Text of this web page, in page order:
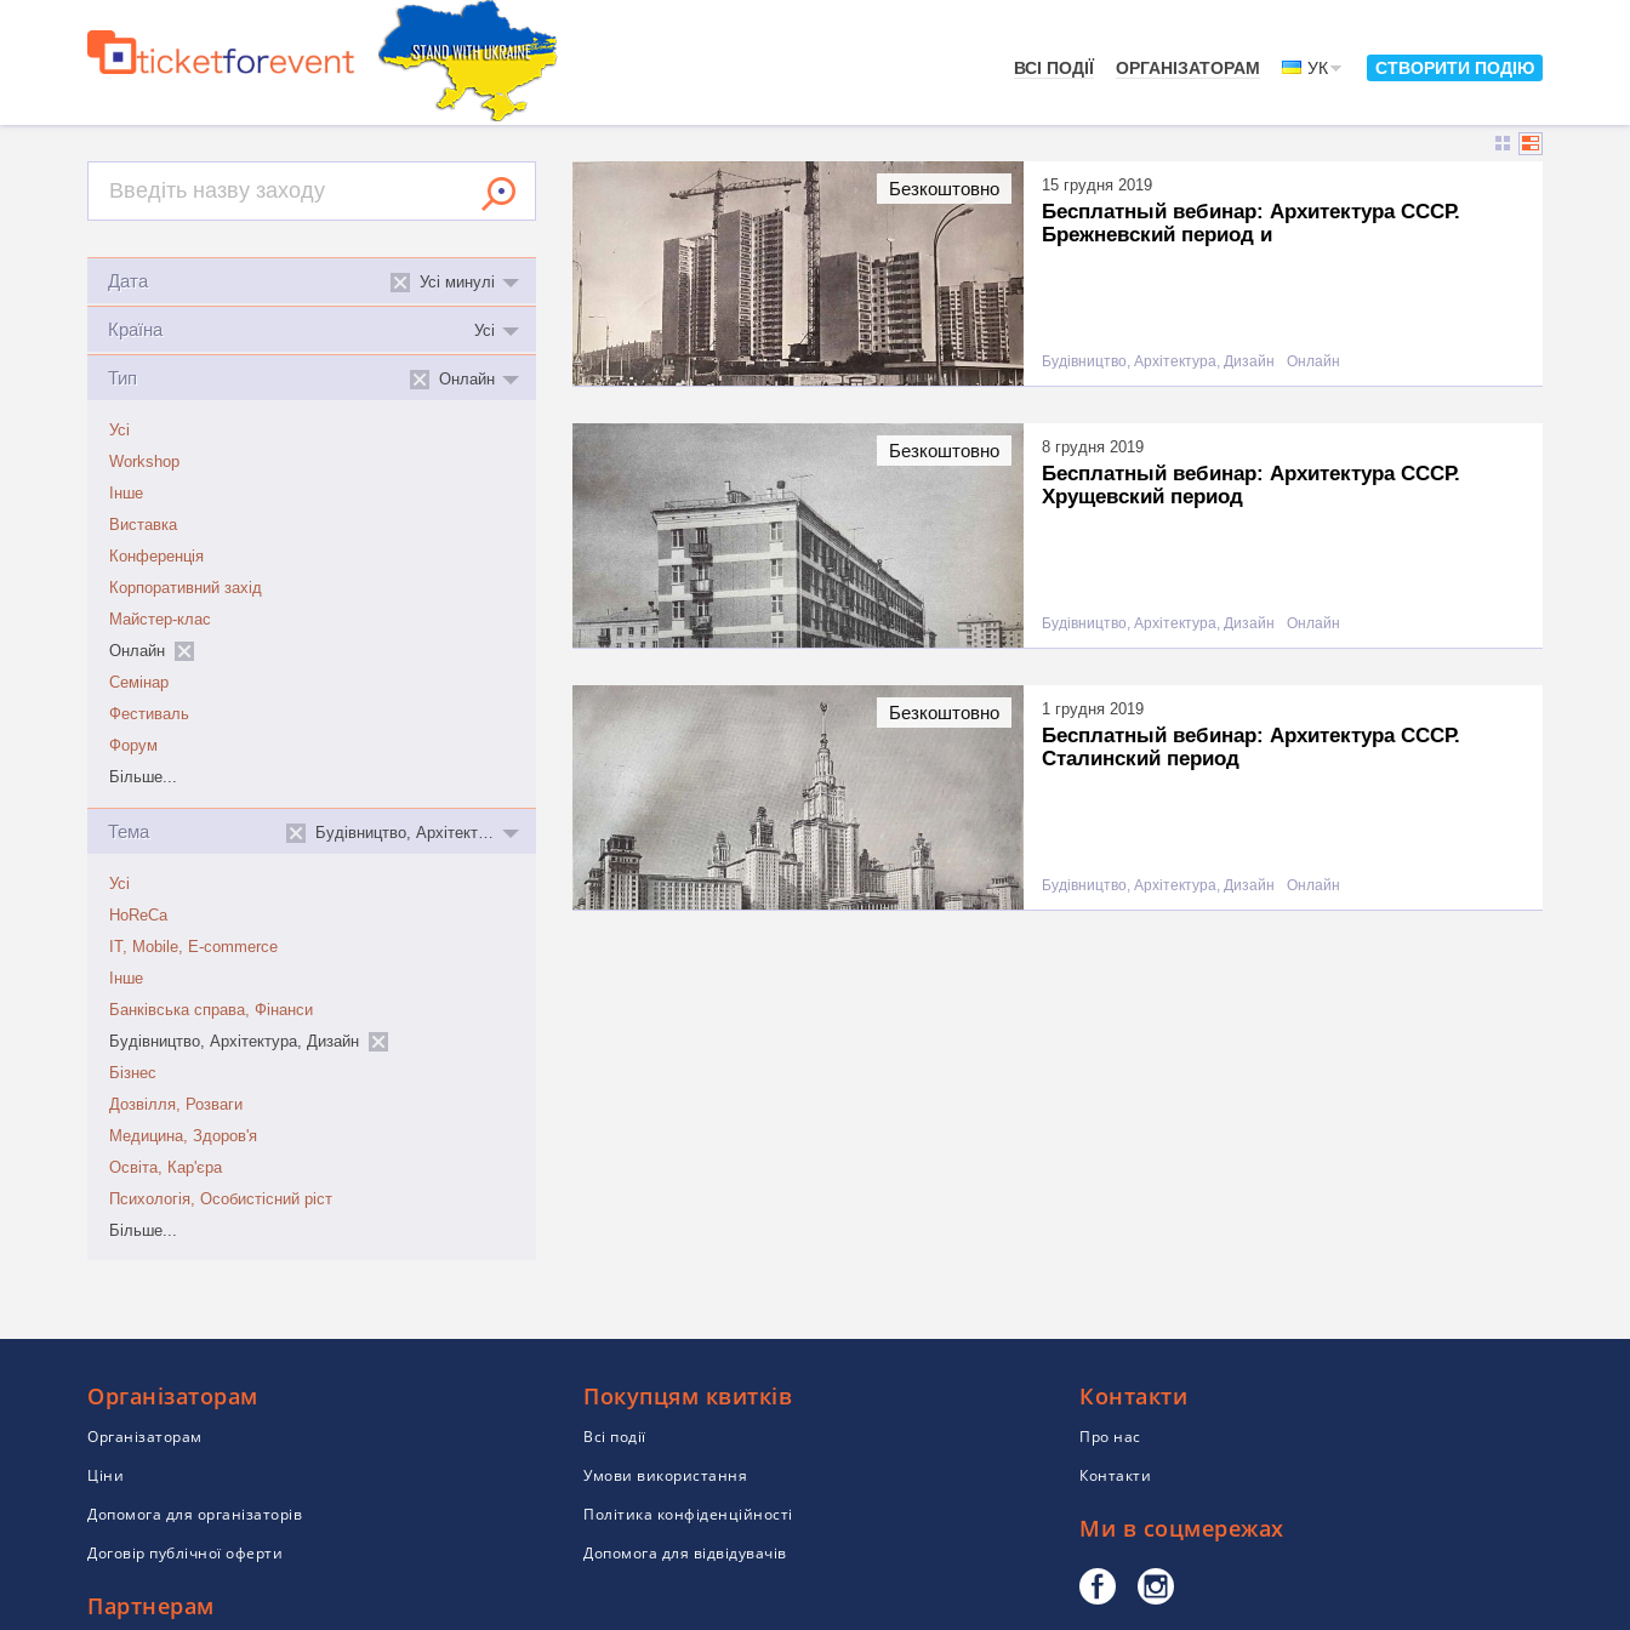
ВСІ ПОДІЇ ОРГАНІЗАТОРАМ УК СТВОРИТИ ПОДІЮ
Дата Усі минулі
Країна Усі
Тип Онлайн
Усі
Workshop
Інше
Виставка
Конференція
Корпоративний захід
Майстер-клас
Онлайн
Семінар
Фестиваль
Форум
Більше...
Тема Будівництво, Архітектура, Дизайн
Усі
HoReCa
IT, Mobile, E-commerce
Інше
Банківська справа, Фінанси
Будівництво, Архітектура, Дизайн
Бізнес
Дозвілля, Розваги
Медицина, Здоров'я
Освіта, Кар'єра
Психологія, Особистісний ріст
Більше...
15 грудня 2019
Бесплатный вебинар: Архитектура СССР.
Брежневский период и
Будівництво, Архітектура, Дизайн Онлайн
Безкоштовно
8 грудня 2019
Бесплатный вебинар: Архитектура СССР.
Хрущевский период
Будівництво, Архітектура, Дизайн Онлайн
Безкоштовно
1 грудня 2019
Бесплатный вебинар: Архитектура СССР.
Сталинский период
Будівництво, Архітектура, Дизайн Онлайн
Безкоштовно
Організаторам
Організаторам
Ціни
Допомога для організаторів
Договір публічної оферти
Партнерам
Покупцям квитків
Всі події
Умови використання
Політика конфіденційності
Допомога для відвідувачів
Контакти
Про нас
Контакти
Ми в соцмережах